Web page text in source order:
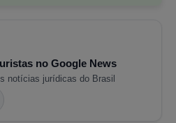
no Google News
notícias jurídicas do Brasil